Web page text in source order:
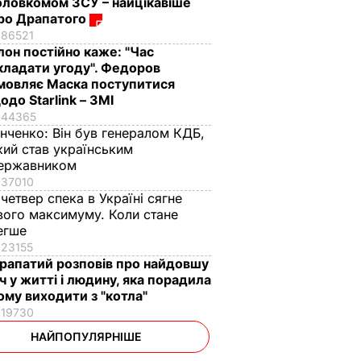
Драпатого
86521
постійно каже: "Час
угоду". Федоров
Маска поступитися
Starlink – ЗМІ
44365
Він був генералом КДБ,
став українським
37010
спека в Україні сягне
максимуму. Коли стане
23155
розповів про найдовшу
у житті і людину, яка порадила
виходити з "котла"
19730
НАЙПОПУЛЯРНІШЕ